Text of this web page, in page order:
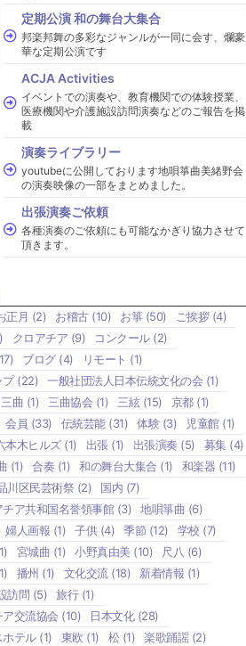
定期公演 和の舞台大集合
邦楽邦舞の多彩なジャンルが一同に会す、爛豪
華な定期公演です
ACJA Activities
イベントでの演奏や、教育機関での体験授業、
医療機関や介護施設訪問演奏などのご報告を掲
載
演奏ライブラリー
youtubeに公開しております地唄箏曲美緒野会
の演奏映像の一部をまとめました。
出張演奏ご依頼
各種演奏のご依頼にも可能なかぎり協力させて
頂きます。
正月 (2) お稽古(10) お箏(50) ご挨拶(4)
クロアチア (9) コンクール(2)
ブログ(4) リモート (1)
プ(22) 一般社団法人日本伝統文化の会 (1)
三曲 (1) 三曲協会 (1) 三絃(15) 京都(1)
会員 (33) 伝統芸能(31) 体験(3) 児童館(1)
本木ヒルズ(1) 出張(1) 出張演奏 (5) 募集 (4)
(1) 合奏 (1) 和の舞台大集合 (1) 和楽器 (11)
川区民芸術祭 (2) 国内 (7)
ア共和国名誉領事館(3) 地唄箏曲 (6)
婦人画報 (1) 子供(4) 季節 (12) 学校 (7)
宮城曲 (1) 小野真由美 (10) 尺八 (6)
播州 (1) 文化交流(18) 新着情報 (1)
訪問 (5) 旅行(1)
交流協会 (10) 日本文化(28)
テル(1) 東欧 (1) 松(1) 楽歌踊謡(2)